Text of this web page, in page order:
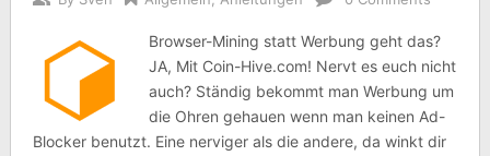
Browser-Mining statt Werbung geht das?
JA, Mit Coin-Hive.com! Nervt es euch nicht
auch? Ständig bekommt man Werbung um
die Ohren gehauen wenn man keinen Ad-
Blocker benutzt. Eine nerviger als die andere, da winkt dir